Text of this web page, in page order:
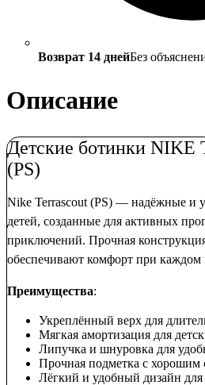
Возврат 14 днейБез
Описание
Детские ботинки NIKE
(PS)
Nike Terrascout (PS) — надёжные и
детей, созданные для активных
приключений. Прочная
обеспечивают комфорт при каждом
Преимущества:
Укреплённый верх для
Мягкая амортизация для
Липучка и шнуровка для
Прочная подметка с хорошим
Лёгкий и удобный дизайн